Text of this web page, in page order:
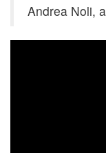
Andrea Noli,